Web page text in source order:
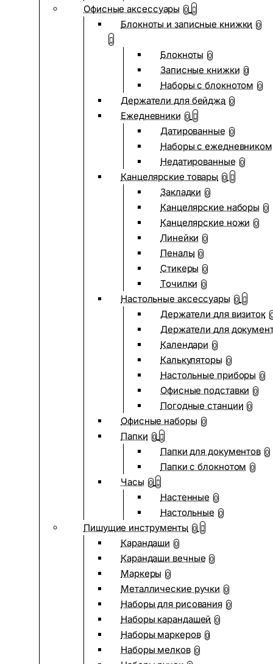
Офисные аксессуары 0
Блокноты и записные книжки 0
Блокноты 0
Записные книжки 0
Наборы с блокнотом 0
Держатели для бейджа 0
Ежедневники 0
Датированные 0
Наборы с ежедневником
Недатированные 0
Канцелярские товары 0
Закладки 0
Канцелярские наборы 0
Канцелярские ножи 0
Линейки 0
Пеналы 0
Стикеры 0
Точилки 0
Настольные аксессуары 0
Держатели для визиток
Держатели для
Календари 0
Калькуляторы 0
Настольные приборы 0
Офисные подставки 0
Погодные станции 0
Офисные наборы 0
Папки 0
Папки для документов 0
Папки с блокнотом 0
Часы 0
Настенные 0
Настольные 0
Пишущие инструменты 0
Карандаши 0
Карандаши вечные 0
Маркеры 0
Металлические ручки 0
Наборы для рисования 0
Наборы карандашей 0
Наборы маркеров 0
Наборы мелков 0